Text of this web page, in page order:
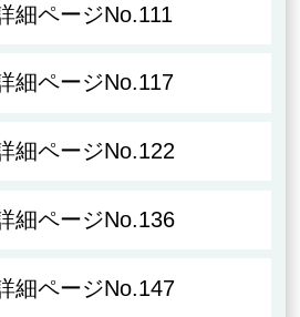
細ページNo.111
細ページNo.117
細ページNo.122
細ページNo.136
細ページNo.147